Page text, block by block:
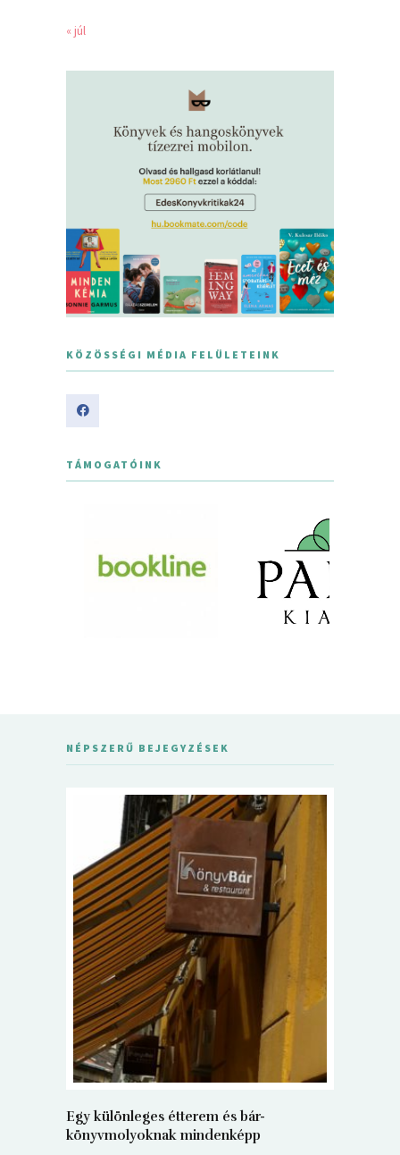
« júl
KÖZÖSSÉGI MÉDIA FELÜLETEINK
TÁMOGATÓINK
NÉPSZERŰ BEJEGYZÉSEK
Egy különleges étterem és bár-
könyvmolyoknak mindenképp